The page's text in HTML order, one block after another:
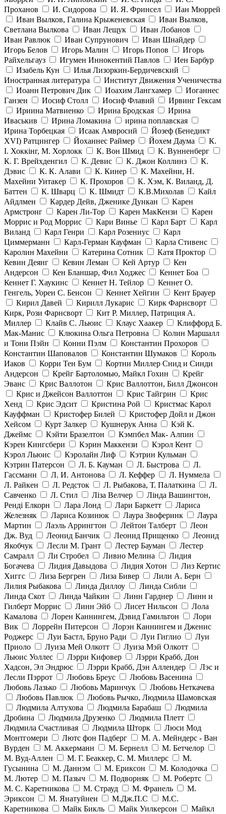
Проханов
И. Сидорова И. Я. Фринсел
Иан Мюррей
Иван Вылков, Галина Крыженевская
Иван Вылков,
Светлана Вылкова
Иван Лещук
Иван Лобанов
Иван Равлюк
Иван Супрунович
Иван Шнайдер
Игорь Белов
Игорь Малин Игорь Попов
Игорь
Райхельгауз
Игумен Иннокентий Павлов
Иен Барбур
Изабель Кун
Илья Лизоркин-Бердичевский
Иностранная литература
Институт Движения Ученичества
Иоанн Петрович Дик
Иоахим Лангхамер
Иоганнес
Ганзен
Иосиф Столл Иосиф Флавий
Ирвинг Гексам
Ириина Матвиенко
Ирина Бродская
Ирина
Иваськив
Ирина Ломакина
ирина поплавская
Ирина Торбецкая
Исаак Амвросий
Йозеф (Бенедикт
ХVI) Ратцингер
Йоханнес Раймер Йохем Даума
К.
І. Хоккінг, М. Хорлокк
К. Вон Шмид
К. Вунненберг
К. Г. Врейхденгил
К. Девис К. Джон Коллинз
К.
Дэвис
К. К. Алави К. Кинер
К. Махейни, Н.
Махейни Уитакер
К. Прохоров
К. Хэм, К. Виланд, Д.
Баттен
К. Шварц К. Шмидт К.В.Михолав
Кайл
Айдлмен
Кардер Дейв, Дженике Дункан
Карен
Армстронг
Карен Ли-Тор Карен МакКензи
Карен
Моррис и Род Моррис
Кари Винье Карл Барт
Карл
Виланд
Карл Генри Карл Розениус
Карл
Циммерманн
Карл-Герман Кауфман
Карла Стивенс
Каролин Махейни
Катерина Сотник
Катя Проктор
Кевин Деянг
Кевин Леман Кей Артур
Кен
Андерсон
Кен Бланшар, Фил Ходжес
Кеннет Боа
Кеннет Г. Хаукинс
Кеннет Н. Тейлор
Кеннет О.
Генгель, Уорен С. Бенсон
Кеннет Хейгин
Кент Брауер
Кирил Давей
Кирилл Лукарис
Кирк Фарнсворт
Кирк, Рози Фарнсворт
Кит Р. Миллер, Патриция А.
Миллер
Клайв С. Льюис Клаус Хаакер
Клиффорд Б.
Мак-Манис
Клюкина Ольга Петровна
Колин Маршалл
и Тони Пэйн
Конни Пэлм
Константин Прохоров
Константин Шаповалов
Константин Шумаков
Король
Иаков
Корри Тен Бум
Кортни Миллер Снид и Синди
Андерсон
Крейг Бартоломью, Майкл Гохин
Крейг
Эванс
Крис Валлотон
Крис Валлоттон, Билл Джонсон
Крис и Джейсон Валлоттон
Крис Тайгрин
Крис
Хенд
Крис Эдсит Кристина Рой
Кристмас Карол
Кауффман
Кристофер Билей
Кристофер Дойл и Джон
Хейсом
Курт Залкер Кушнерук Анна
Кэй К.
Джеймс
Кэйти Бразелтон
Кэмпбел Мак- Алпин
Кэрен Кингсбери
Кэрин Маккензи
Кэрол Кент
Кэрол Льюис
Кэролайн Лиф
Кэтрин Кульман
Кэтрин Патерсон
Л. Б. Кауман Л. Быстрова
Л.
Гассманн
Л. И. Антонова Л. Кеффер
Л. Нуммела
Л. Райкен
Л. Редсток Л. Рыбакова, Т. Палаткина
Л.
Савченко
Л. Стил Ліза Велчер
Лінда Вашингтон,
Ренді Елкорн
Лара Лонд Лари Баркетт
Лариса
Железняк
Лариса Козинюк Лаура Звоферинк
Лаура
Мартин
Лаэль Аррингтон Лейтон Талберт
Леон
Дж. Вуд
Леонид Банчик Леонид Прищенко
Леонид
Якобчук
Лесли М. Грант Лестер Бауман
Лестер
Самралл
Ли Стробел Ливио Мелина
Лидия
Богачева
Лидия Давыдова Лидия Хотон
Лиз Кертис
Хиггс
Лиза Бергрен Лиза Бивер
Лили А. Берн
Лилия Рыбакова
Линда Диллоу
Линда Сибли
Линда Скот
Линда Чайкин Линн Гарднер
Линн и
Гилберт Моррис
Линн Эйб Лисет Нильсон
Лола
Камалова
Лорен Каннингем, Дэвид Гамильтон
Лори
Вик
Лоррейн Питерсон
Лорэн Каннингем и Дженис
Роджерс
Луи Бастл, Бруно Ради Луи Гиглио
Луи
Приоло
Луиза Мей Олкотт
Луиза Мэй Олкотт
Льюис Уоллес
Лэрри Кифовер
Лэрри Крабб, Дон
Хадсон, Эл Эндрюс
Лэрри Крабб, Дэн Аллендер
Лэс и
Лесли Пэррот
Любовь Бреус
Любовь Васенина
Любовь Лазько
Любовь Маринчук
Любовь Неткачева
Любовь Павлюк
Любовь Рычко, Людмила Шамовская
Людмила Алтухова
Людмила Барабаш
Людмила
Дробина
Людмила Друзенко
Людмила Плетт
Людмила Счастливая
Людмила Шторк
Люси Мод
Монтгомери
Лютс фон Падберг
М. А. Мейндерс - Ван
Вурден
М. Аккерманн М. Бернелл
М. Бетчелор
М. Вуд-Аллен
М. Г. Беаккер, С. М. Миллерс
М.
Гусынина
М. Даннэм М. Ериксон
М. Колодочка
М. Лютер
М. Пазыч М. Подворняк
М. Робертс
М. С. Каретникова
М. Страуд М. Франель
М.
Эриксон
М. Янатуйнен М.Дж.П.С
М.С.
Каретникова
Майк Бикль Майк Уилкерсон
Майкл